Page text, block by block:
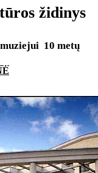
židinys
 10 metų